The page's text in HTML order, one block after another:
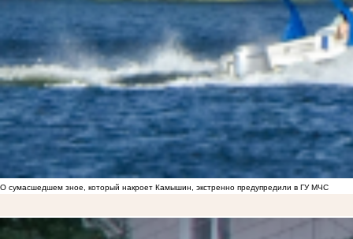
О сумасшедшем зное, который накроет Камышин, экстренно предупредили в ГУ МЧС